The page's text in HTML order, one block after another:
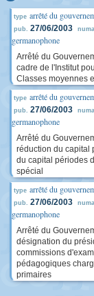
type arrêté du
pub. 27/06/2003
germanophone
Arrêté du
cadre de l'Institut
Classes moyennes
type arrêté du
pub. 27/06/2003
germanophone
Arrêté du
réduction du capital
du capital périodes
spécial
type arrêté du
pub. 27/06/2003
germanophone
Arrêté du
désignation du
commissions
pédagogiques
primaires